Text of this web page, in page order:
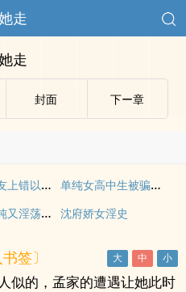
走
走
封面 下ー章
被闺蜜男友上错以后（1V1 高H）
单纯女高中生被骗着操np
童话中单纯又淫荡的少女们【肉、NP】 沈府娇女淫史
签〕
似的，孟家的遭遇让她此时